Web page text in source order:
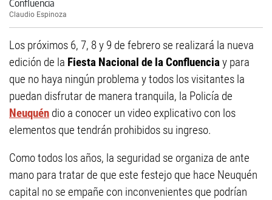
Claudio Espinoza
Los próximos 6, 7, 8 y 9 de febrero se realizará la nueva
edición de la Fiesta Nacional de la Confluenciay para
que no haya ningún problema y todos los visitantes la
puedan disfrutar de manera tranquila, la Policía de
Neuquén dio a conocer un video explicativo con los
elementos que tendrán prohibidos su ingreso.
Como todos los años, la seguridad se organiza de ante
mano para tratar de que este festejo que hace Neuquén
capital no se empañe con inconvenientes que podrían